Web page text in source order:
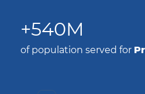
+540M
of population served for